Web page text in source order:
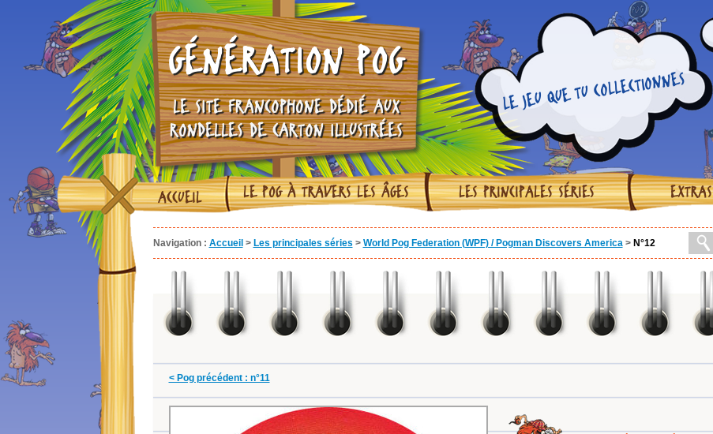
GÉNÉRATION POG
LE SITE FRANCOPHONE DÉDIÉ AUX
RONDELLES DE CARTON ILLUSTRÉES
LE JEU QUE TU COLLECTIONNES
ACCUEIL LE POG À TRAVERS LES ÂGES LES PRINCIPALES SÉRIES EXTRAS
Navigation : Accueil > Les principales séries > World Pog Federation (WPF) / Pogman Discovers America > N°12
< Pog précédent : n°11